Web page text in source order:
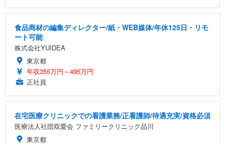
食品商材の編集ディレクター/紙・WEB媒体/年休125日・リモ
ート可能
株式会社YUIDEA
東京都
年収355万円～495万円
正社員
在宅医療クリニックでの看護業務/正看護師/待遇充実/資格必須
医療法人社団双愛会 ファミリークリニック品川
東京都